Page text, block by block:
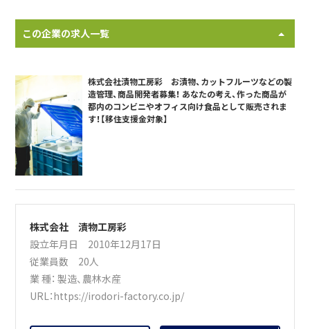
この企業の求人一覧
株式会社漬物工房彩 お漬物、カットフルーツなどの製
造管理、商品開発者募集！ あなたの考え、作った商品が
都内のコンビニやオフィス向け食品として販売されま
す！【移住支援金対象】
株式会社 漬物工房彩
設立年月日 2010年12月17日
従業員数 20人
業 種：製造、 農林水産
URL：https://irodori-factory.co.jp/